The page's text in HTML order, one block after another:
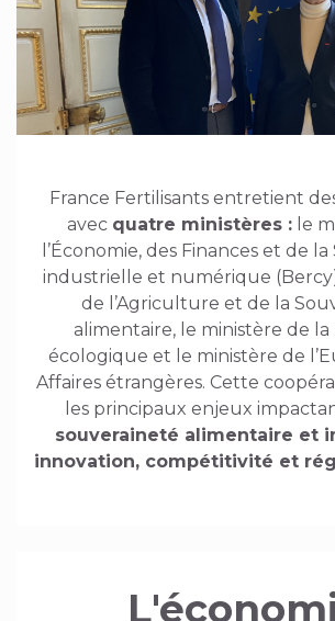
France Fertilisants entretient
avec quatre ministères :le
l’Économie, des Finances et de
industrielle et numérique
de l’Agriculture et de la
alimentaire, le ministère de la
écologique et le ministère de
Affaires étrangères. Cette
les principaux enjeux
souveraineté alimentaire et
innovation, compétitivité et